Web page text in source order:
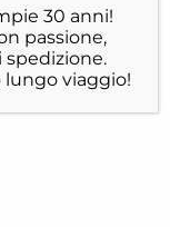
30 anni!
passione,
lungo viaggio!